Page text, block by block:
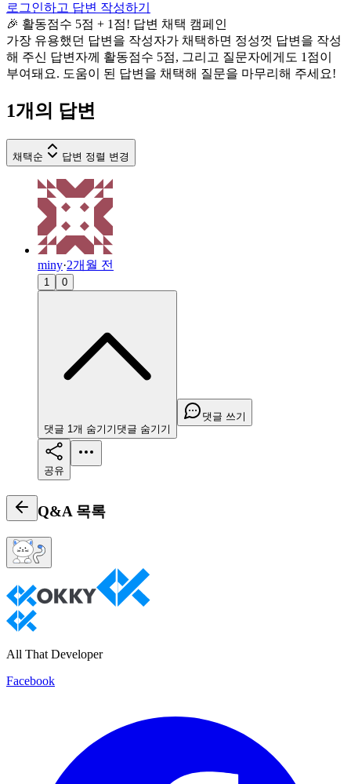
로그인하고 답변 작성하기
🎉 활동점수 5점 + 1점! 답변 채택 캠페인
가장 유용했던 답변을 작성자가 채택하면 정성껏 답변을 작성
해 주신 답변자께 활동점수 5점, 그리고 질문자에게도 1점이
부여돼요. 도움이 된 답변을 채택해 질문을 마무리해 주세요!
1개의 답변
채택순 답변 정렬 변경
miny·2개월 전
1 0
댓글 1개 숨기기 댓글 숨기기
댓글 쓰기
공유
Q&A 목록
All That Developer
Facebook